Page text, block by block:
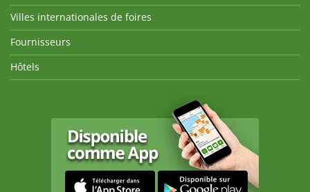
Villes internationales de foires
Fournisseurs
Hôtels